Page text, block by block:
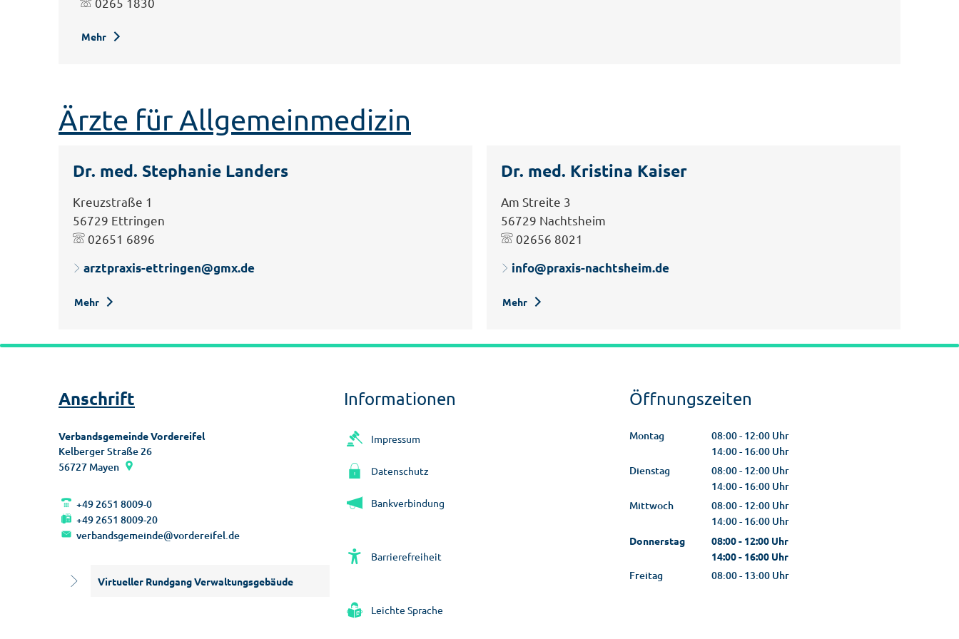
Mehr
Ärzte für Allgemeinmedizin
Dr. med. Stephanie Landers
Kreuzstraße 1
56729 Ettringen
02651 6896
arztpraxis-ettringen@gmx.de
Mehr
Dr. med. Kristina Kaiser
Am Streite 3
56729 Nachtsheim
02656 8021
info@praxis-nachtsheim.de
Mehr
Anschrift
Verbandsgemeinde Vordereifel
Kelberger Straße 26
56727 Mayen
+49 2651 8009-0
+49 2651 8009-20
verbandsgemeinde@vordereifel.de
Virtueller Rundgang Verwaltungsgebäude
Informationen
Impressum
Datenschutz
Bankverbindung
Barrierefreiheit
Leichte Sprache
Öffnungszeiten
Montag 08:00-12:00 Uhr
Von 08:00 bis 12:00 Uhr
14:00-16:00 Uhr
Von 14:00 bis 16:00 Uhr
Dienstag 08:00-12:00 Uhr
Von 08:00 bis 12:00 Uhr
14:00-16:00 Uhr
Von 14:00 bis 16:00 Uhr
Mittwoch 08:00-12:00 Uhr
Von 08:00 bis 12:00 Uhr
14:00-16:00 Uhr
Von 14:00 bis 16:00 Uhr
Donnerstag 08:00- 12:00 Uhr
Von 08:00 bis 12:00 Uhr
14:00- 16:00 Uhr
Von 14:00 bis 16:00 Uhr
Freitag 08:00-13:00 Uhr